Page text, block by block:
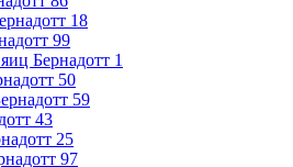
18
99
Бернадотт 1
50
59
43
25
97